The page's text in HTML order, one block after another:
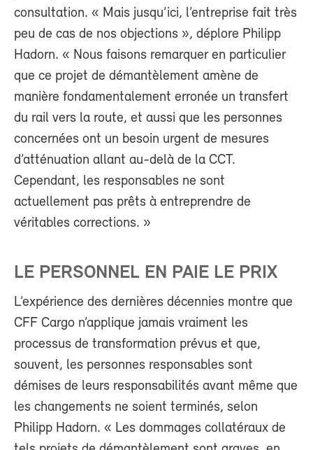
consultation. « Mais jusqu’ici, l’entreprise fait très
peu de cas de nos objections », déplore Philipp
Hadorn. « Nous faisons remarquer en particulier
que ce projet de démantèlement amène de
manière fondamentalement erronée un transfert
du rail vers la route, et aussi que les personnes
concernées ont un besoin urgent de mesures
d’atténuation allant au-delà de la CCT.
Cependant, les responsables ne sont
actuellement pas prêts à entreprendre de
véritables corrections. »
LE PERSONNEL EN PAIE LE PRIX
L’expérience des dernières décennies montre que
CFF Cargo n’applique jamais vraiment les
processus de transformation prévus et que,
souvent, les personnes responsables sont
démises de leurs responsabilités avant même que
les changements ne soient terminés, selon
Philipp Hadorn. « Les dommages collatéraux de